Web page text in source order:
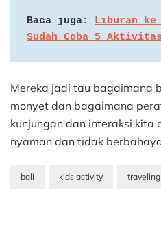
Baca juga: Liburan ke
Sudah Coba 5
Mereka jadi tau bagaimana
monyet dan bagaimana
kunjungan dan interaksi kita
nyaman dan tidak
bali kids activity traveling